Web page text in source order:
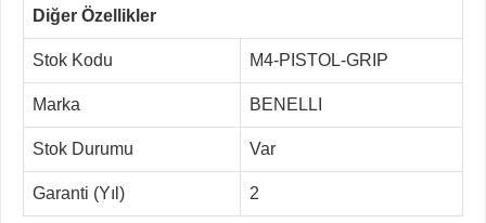
Diğer Özellikler
Stok Kodu M4-PISTOL-GRIP
Marka BENELLI
Stok Durumu Var
Garanti (Yıl) 2